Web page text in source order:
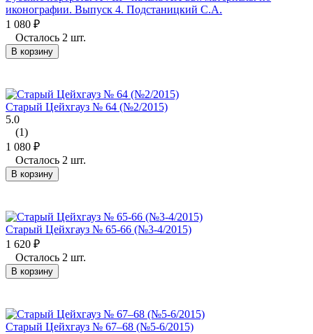
иконографии. Выпуск 4. Подстаницкий С.А.
1 080 ₽
Осталось 2 шт.
В корзину
Старый Цейхгауз № 64 (№2/2015)
5.0
(1)
1 080 ₽
Осталось 2 шт.
В корзину
Старый Цейхгауз № 65-66 (№3-4/2015)
1 620 ₽
Осталось 2 шт.
В корзину
Старый Цейхгауз № 67–68 (№5-6/2015)